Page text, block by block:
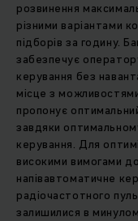
розвинення
різними варіантами
підборів за годину.
забезпечує
керування без
місце з
пропонує
завдяки
керування. Для
високими вимогами
напівавтоматичне
радіочастотного
залишилися в